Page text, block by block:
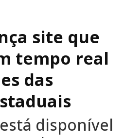
site que
tempo real
das
disponível